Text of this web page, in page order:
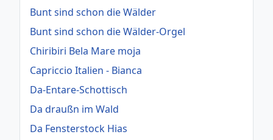
Bunt sind schon die Wälder
Bunt sind schon die Wälder-Orgel
Chiribiri Bela Mare moja
Capriccio Italien - Bianca
Da-Entare-Schottisch
Da draußn im Wald
Da Fensterstock Hias